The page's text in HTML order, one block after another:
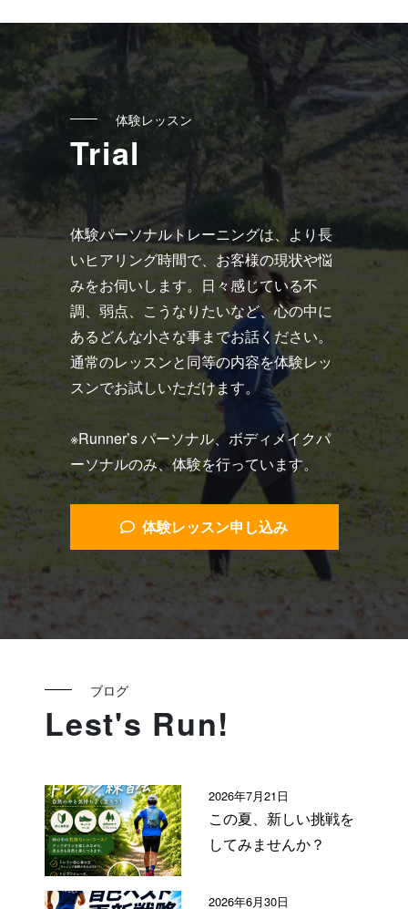
の
リ
ン
ク
体験レッスン
Trial
体験パーソナルトレーニングは、より長
いヒアリング時間で、お客様の現状や悩
みをお伺いします。日々感じている不
調、弱点、こうなりたいなど、心の中に
あるどんな小さな事までお話ください。
通常のレッスンと同等の内容を体験レッ
スンでお試しいただけます。
※Runner’s パーソナル、ボディメイクパ
ーソナルのみ、体験を行っています。
体験レッスン申し込み
ブログ
Lest's Run!
2026年7月21日
この夏、新しい挑戦を
してみませんか？
2026年6月30日